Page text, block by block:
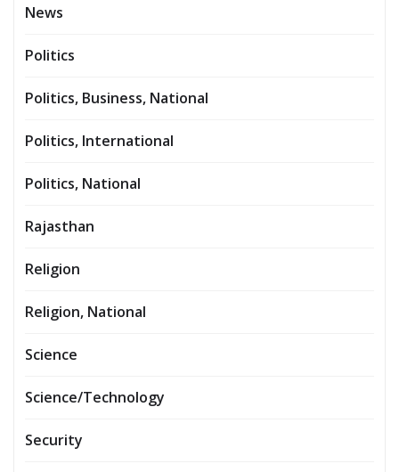
News
Politics
Politics, Business, National
Politics, International
Politics, National
Rajasthan
Religion
Religion, National
Science
Science/Technology
Security